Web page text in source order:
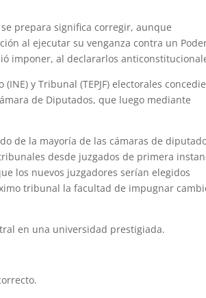
prepara significa corregir, aunque
al ejecutar su venganza contra un
imponer, al declararlos
y Tribunal (TEPJF) electorales
de Diputados, que luego mediante
de la mayoría de las cámaras de
desde juzgados de primera
los nuevos juzgadores serían elegidos
tribunal la facultad de impugnar
en una universidad prestigiada.